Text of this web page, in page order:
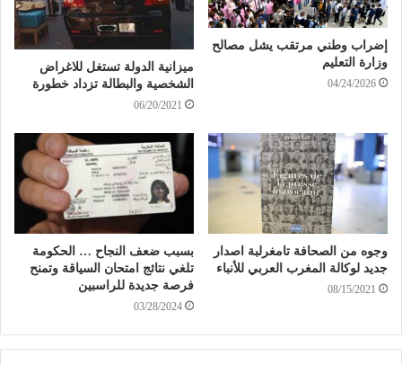
إضراب وطني مرتقب يشل مصالح
وزارة التعليم
04/24/2026
ميزانية الدولة تستغل للاغراض
الشخصية والبطالة تزداد خطورة
06/20/2021
وجوه من الصحافة تامغرلبة اصدار
جديد لوكالة المغرب العربي للأنباء
08/15/2021
بسبب ضعف النجاح … الحكومة
تلغي نتائج امتحان السياقة وتمنح
فرصة جديدة للراسبين
03/28/2024